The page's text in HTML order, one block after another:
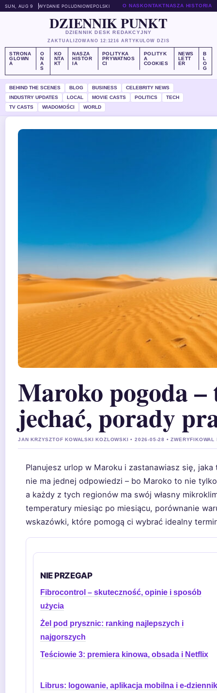
SUN, AUG 9 WYDANIE POLUDNIOWEPOLSKI O NASKONTAKTNASZA HISTORIA
DZIENNIK PUNKT
DZIENNIK DESK REDAKCYJNY
ZAKTUALIZOWANO 12:1216 ARTYKULOW DZIS
STRONA
GLOWN
A
O
N
A
S
KO
NTA
KT
NASZA
HISTOR
IA
POLITYKA
PRYWATNOS
CI
POLITYK
A
COOKIES
NEWS
LETT
ER
B
L
O
G
BEHIND THE SCENES BLOG BUSINESS
CELEBRITY NEWS
INDUSTRY UPDATES
LOCAL MOVIE CASTS POLITICS
TECH
TV CASTS
WIADOMOŚCI WORLD
Maroko pogoda
jechać, porady
JAN KRZYSZTOF KOWALSKI KOZLOWSKI • 2026-05-28 • ZWERYFIKOWAL
Planujesz urlop w Maroku i zastanawiasz się,
nie ma jednej odpowiedzi – bo Maroko to nie
a każdy z tych regionów ma swój własny
temperatury miesiąc po miesiącu, porównanie
wskazówki, które pomogą ci wybrać idealny
NIE PRZEGAP
Fibrocontrol – skuteczność, opinie i sposób
użycia
Żel pod prysznic: ranking najlepszych i
najgorszych
Teściowie 3: premiera kinowa, obsada i Netflix
Librus: logowanie, aplikacja mobilna i e-